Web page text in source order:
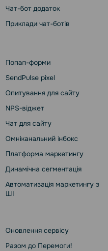
Чат-бот додаток
Приклади чат-ботів
Попап-форми
SendPulse pixel
Опитування для сайту
NPS-віджет
Чат для сайту
Омніканальний інбокс
Платформа маркетингу
Динамічна сегментація
Автоматизація маркетингу з
ШІ
Оновлення сервісу
Разом до Перемоги!